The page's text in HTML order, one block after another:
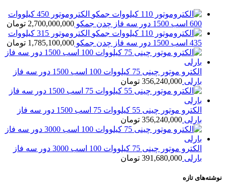
الکتروموتور 450 کیلووات
600 اسب 1500 دور سه فاز چدن جمکو
2,700,000,000 تومان
الکتروموتور 315 کیلووات
435 اسب 1500 دور سه فاز چدن جمکو
1,785,100,000 تومان
الکترو موتور چینی 75 کیلووات 100 اسب 1500 دور سه فاز
بارلی 356,240,000 تومان
الکترو موتور چینی 55 کیلووات 75 اسب 1500 دور سه فاز
بارلی 356,240,000 تومان
الکترو موتور چینی 75 کیلووات 100 اسب 3000 دور سه فاز
بارلی 391,680,000 تومان
نوشته‌های تازه